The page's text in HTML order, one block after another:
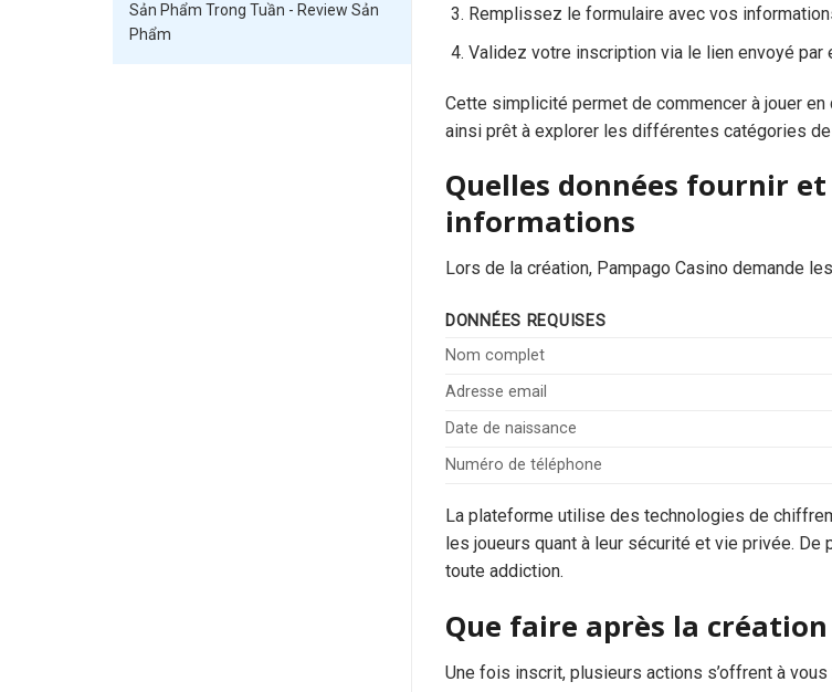
Sản Phẩm Trong Tuần - Review Sản
Phẩm
Remplissez le formulaire avec vos
Validez votre inscription via le lien envoyé par
Cette simplicité permet de commencer à jouer
ainsi prêt à explorer les différentes catégories
Quelles données fournir
informations
Lors de la création, Pampago Casino demande
DONNÉES REQUISES
Nom complet
Adresse email
Date de naissance
Numéro de téléphone
La plateforme utilise des technologies de
les joueurs quant à leur sécurité et vie privée.
toute addiction.
Que faire après la
Une fois inscrit, plusieurs actions s’offrent à vous